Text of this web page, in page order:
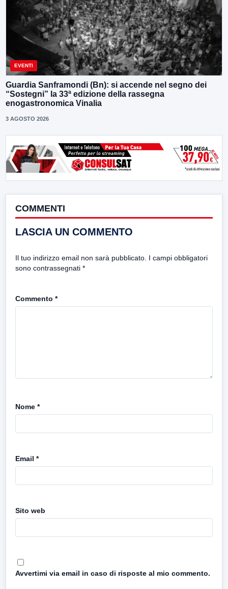
EVENTI
Guardia Sanframondi (Bn): si accende nel segno dei
“Sostegni” la 33ª edizione della rassegna
enogastronomica Vinalia
3 AGOSTO 2026
COMMENTI
LASCIA UN COMMENTO
Il tuo indirizzo email non sarà pubblicato. I campi obbligatori
sono contrassegnati *
Commento *
Nome *
Email *
Sito web
Avvertimi via email in caso di risposte al mio commento.